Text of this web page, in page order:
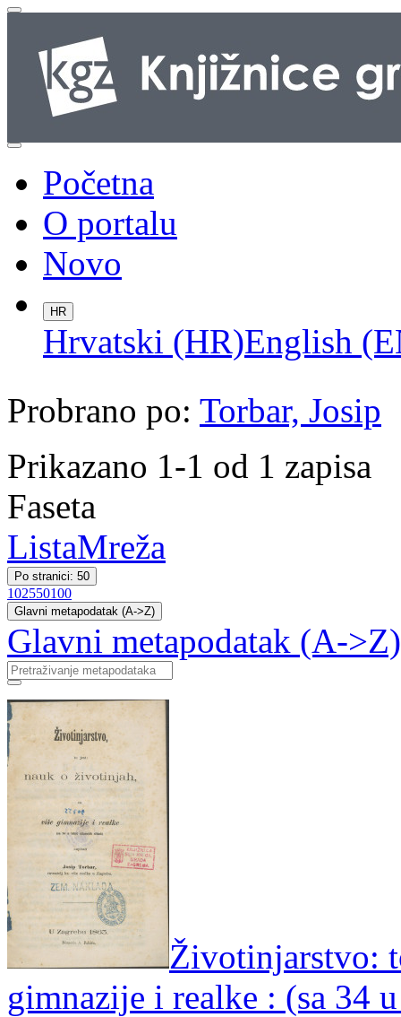
Početna
O portalu
Novo
HR
Hrvatski (HR)English
Probrano po: Torbar, Josip
Prikazano 1-1 od 1 zapisa
Faseta
ListaMreža
Po stranici: 50
102550100
Glavni metapodatak (A->Z)
Glavni metapodatak (A->Z)
Životinjarstvo:
gimnazije i realke : (sa 34